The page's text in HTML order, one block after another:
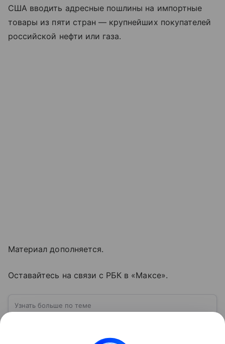
США вводить адресные пошлины на импортные
товары из пяти стран — крупнейших покупателей
российской нефти или газа.
Материал дополняется.
Оставайтесь на связи с РБК в «Максе».
Узнать больше по теме
США — государство в Северной Америке,